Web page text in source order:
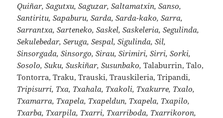
Quiñar, Sagutxu, Saguzar, Saltamatxin, Sanso,
Santiritu, Sapaburu, Sarda, Sarda-kako, Sarra,
Sarrantxa, Sarteneko, Saskel, Saskeleria, Segulinda,
Sekulebedar, Seruga, Sespal, Sigulinda, Sil,
Sinsorgada, Sinsorgo, Sirau, Sirimiri, Sirri, Sorki,
Sosolo, Suku, Suskiñar, Susunbako, Talaburrin, Talo,
Tontorra, Traku, Trauski, Trauskileria, Tripandi,
Tripisurri, Txa, Txahala, Txakoli, Txakurre, Txalo,
Txamarra, Txapela, Txapeldun, Txapela, Txapilo,
Txarba, Txarpila, Txarri, Txarriboda, Txarrikoron,